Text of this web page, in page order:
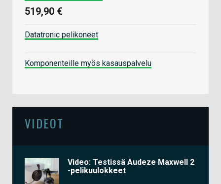
519,90 €
Datatronic pelikoneet
Komponenteille myös kasauspalvelu
VIDEOT
Video: Testissä Audeze Maxwell 2
-pelikuulokkeet